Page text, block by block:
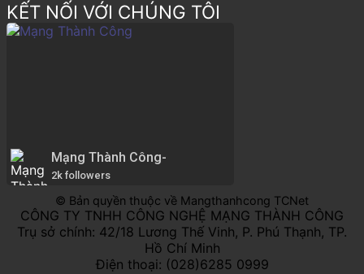
KẾT NỐI VỚI CHÚNG TÔI
Mạng Thành Công-
2k followers
© Bản quyền thuộc về Mangthanhcong TCNet
CÔNG TY TNHH CÔNG NGHỆ MẠNG THÀNH CÔNG
Trụ sở chính: 42/18 Lương Thế Vinh, P. Phú Thạnh, TP.
Hồ Chí Minh
Điện thoại: (028)6285 0999